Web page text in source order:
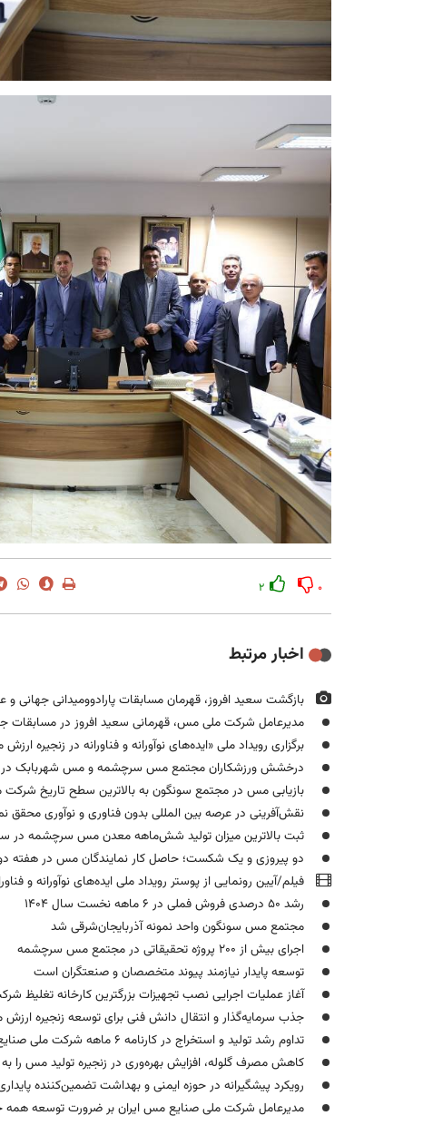
۰ ۲
اخبار مرتبط
بازگشت سعید افروز، قهرمان مسابقات پارادوومیدانی
مدیرعامل شرکت ملی مس، قهرمانی سعید افروز در مسابقات
برگزاری رویداد ملی «ایده‌های نوآورانه و فناورانه در
درخشش ورزشکاران مجتمع مس سرچشمه و مس شهربابک در
بازیابی مس در مجتمع سونگون به بالاترین سطح تاریخ
نقش‌آفرینی در عرصه بین المللی بدون فناوری و نوآوری محقق
ثبت بالاترین میزان تولید شش‌ماهه معدن مس سرچشمه در
دو پیروزی و یک شکست؛ حاصل کار نمایندگان مس در هفته
فیلم/آیین رونمایی از پوستر رویداد ملی ایده‌های نوآورانه و
رشد ۵۰ درصدی فروش فملی در ۶ ماهه نخست سال ۱۴۰۴
مجتمع مس سونگون واحد نمونه آذربایجان‌شرقی شد
اجرای بیش از ۲۰۰ پروژه تحقیقاتی در مجتمع مس سرچشمه
توسعه پایدار نیازمند پیوند متخصصان و صنعتگران است
آغاز عملیات اجرایی نصب تجهیزات بزرگترین کارخانه
جذب سرمایه‌گذار و انتقال دانش فنی برای توسعه زنجیره
تداوم رشد تولید و استخراج در کارنامه ۶ ماهه شرکت ملی صنایع مس ایران
کاهش مصرف گلوله، افزایش بهره‌وری در زنجیره تولید مس را به
رویکرد پیشگیرانه در حوزه ایمنی و بهداشت تضمین‌کننده
مدیرعامل شرکت ملی صنایع مس ایران بر ضرورت توسعه همه